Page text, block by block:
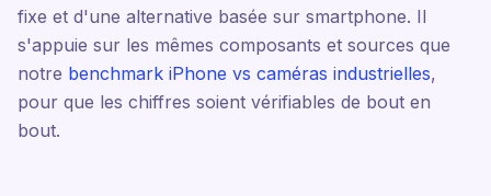
fixe et d'une alternative basée sur smartphone. Il
s'appuie sur les mêmes composants et sources que
notre benchmark iPhone vs caméras industrielles,
pour que les chiffres soient vérifiables de bout en
bout.